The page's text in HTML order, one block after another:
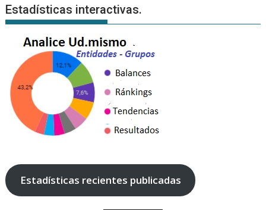
Estadísticas interactivas.
Estadísticas recientes publicadas